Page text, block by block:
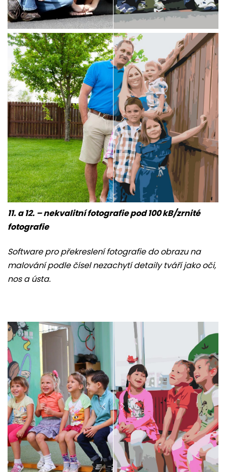
11. a 12. – nekvalitní fotografie pod 100 kB/zrnité
fotografie
Software pro překreslení fotografie do obrazu na
malování podle čísel nezachytí detaily tváří jako oči,
nos a ústa.